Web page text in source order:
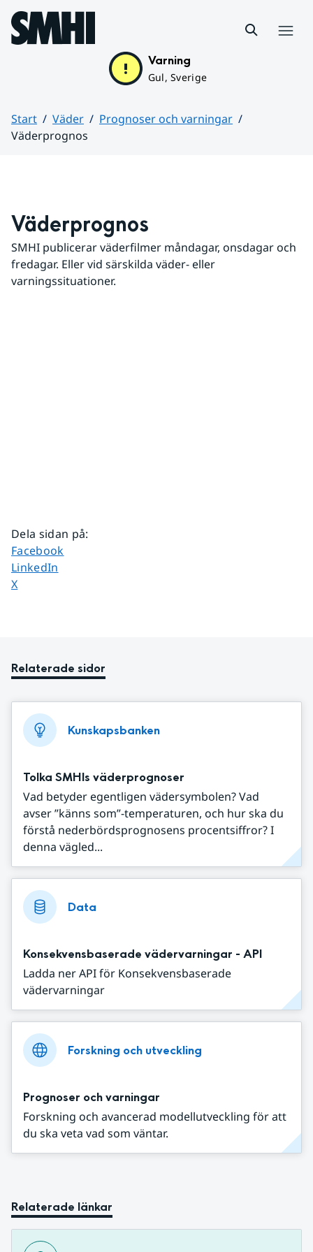
Hoppa till sidans innehåll
Varning
Gul, Sverige
Start Väder
Prognoser och varningar
Väderprognos
Väderprognos
SMHI publicerar väderfilmer måndagar, onsdagar och
fredagar. Eller vid särskilda väder- eller
varningssituationer.
Dela sidan på:
Dela sidan på
Facebook
Dela sidan på
LinkedIn
Dela sidan på
X
Relaterade sidor
Kunskapsbanken
Tolka SMHIs väderprognoser
Vad betyder egentligen vädersymbolen? Vad
avser ”känns som”-temperaturen, och hur ska du
förstå nederbördsprognosens procentsiffror? I
denna vägled...
Data
Konsekvensbaserade vädervarningar - API
Ladda ner API för Konsekvensbaserade
vädervarningar
Forskning och utveckling
Prognoser och varningar
Forskning och avancerad modellutveckling för att
du ska veta vad som väntar.
Relaterade länkar